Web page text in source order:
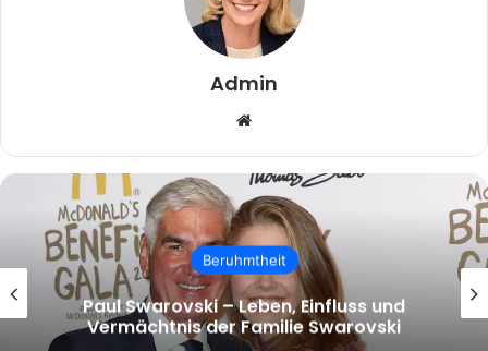
Admin
Beruhmtheit
malcolm.mcrae – Wer ist Malcolm
McRae und warum wächst das Interesse
an ihm?